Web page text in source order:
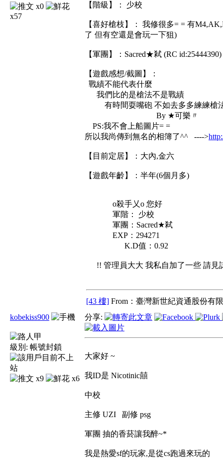
x0
x57
【階級】： 少校
【喜好槍枝】： 我修很多= = 有
了 但有空還是會玩一下狙)
【軍團】：Sacred★弒 (RC
【遊戲感想/截圖】：
戰績不能代表什麼
我們比的是槍法不是戰績
有時間耍嘴砲 不如去多多練練槍
By ★可樂〃
PS:我不會上船圖片= =
所以我尚傳到無名的相簿了^^ ---->
【目前定居】：大內,金六
【遊戲年齡】：半年(6個月多)
o殺手乂o 您好
軍階： 少校
軍團：Sacred★弒
EXP：294271
K.D值：0.92
!! 管理員大大 我私自加了一些 請見
[43 樓] From：臺灣新世紀資通股份有
kobekiss900
級別: 帳號封鎖
x9 x6
分享:
大家好 ~
我ID是 Nicotinic囍
中校
主修 UZI 副修 psg
軍團 抽的香菸讓我醉~*
我是熱愛sf的玩家,是從cs跑過來玩的